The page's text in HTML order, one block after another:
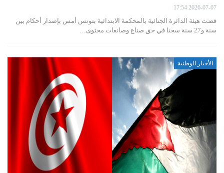
2026-07-07 17:54
قضت هيئة الدائرة الجنائية بالمحكمة الابتدائية بتونس أمس بإصدار أحكام بين
سنة و27 سنة سجنا في حق صناع وصانعات محتوى…
الأخبار الوطنية